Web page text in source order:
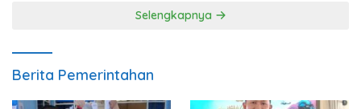
Selengkapnya
Berita Pemerintahan